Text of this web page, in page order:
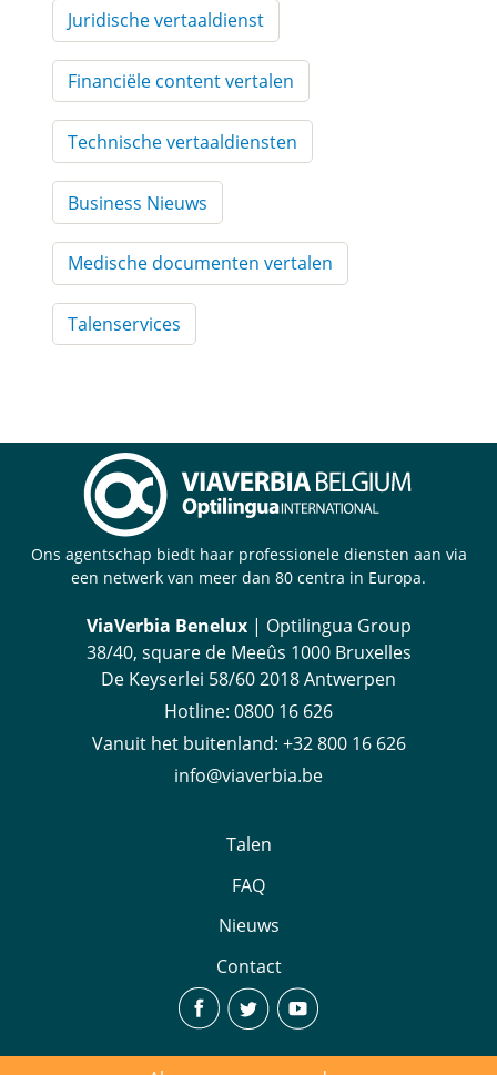
Juridische vertaaldienst
Financiële content vertalen
Technische vertaaldiensten
Business Nieuws
Medische documenten vertalen
Talenservices
Ons agentschap biedt haar professionele diensten aan via
een netwerk van meer dan 80 centra in Europa.
ViaVerbia Benelux| Optilingua Group
38/40, square de Meeûs 1000 Bruxelles
De Keyserlei 58/60 2018 Antwerpen
Hotline: ‪0800 16 626
Vanuit het buitenland: +32 800 16 626
info@viaverbia.be
Talen
FAQ
Nieuws
Contact